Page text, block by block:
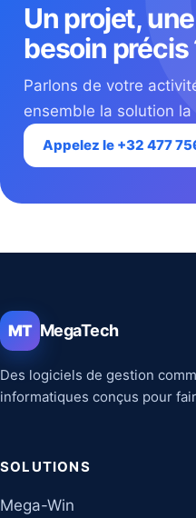
Un projet,
besoin précis
Parlons de votre
ensemble la solution
Appelez le +32 477
MT MegaTech
Des logiciels de gestion
informatiques conçus pour
SOLUTIONS
Mega-Win